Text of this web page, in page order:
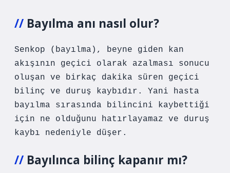
Bayılma anı nasıl olur?
Senkop (bayılma), beyne giden kan
akışının geçici olarak azalması sonucu
oluşan ve birkaç dakika süren geçici
bilinç ve duruş kaybıdır. Yani hasta
bayılma sırasında bilincini kaybettiği
için ne olduğunu hatırlayamaz ve duruş
kaybı nedeniyle düşer.
Bayılınca bilinç kapanır mı?